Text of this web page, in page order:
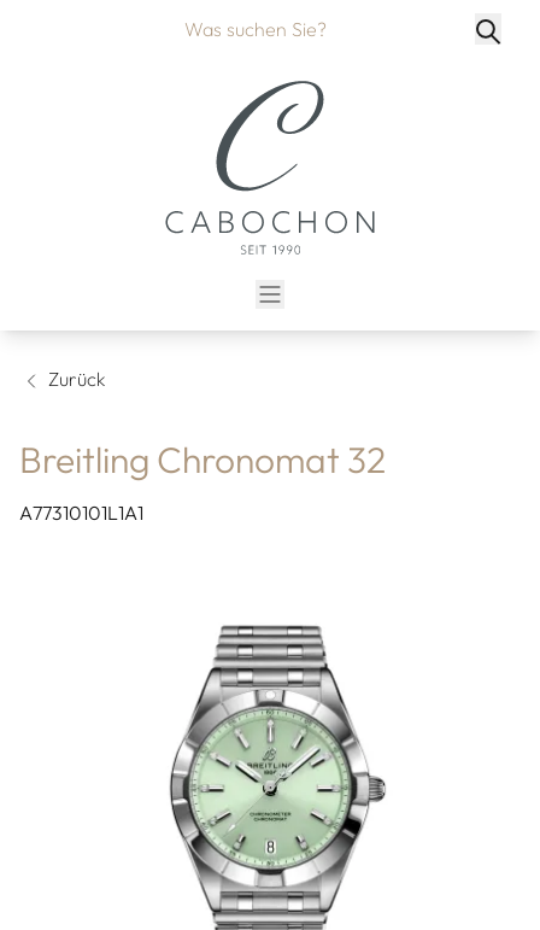
Zurück
Breitling Chronomat 32
A77310101L1A1